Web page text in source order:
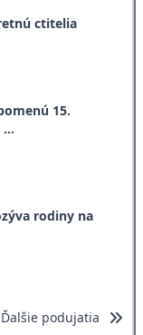
ctitelia
15.
rodiny na
Ďalšie podujatia